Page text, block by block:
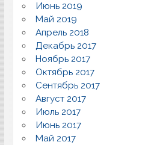
Июнь 2019
Май 2019
Апрель 2018
Декабрь 2017
Ноябрь 2017
Октябрь 2017
Сентябрь 2017
Август 2017
Июль 2017
Июнь 2017
Май 2017